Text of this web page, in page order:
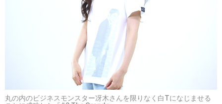
丸の内のビジネスモンスター冴木さんを限りなく白Tになじませる